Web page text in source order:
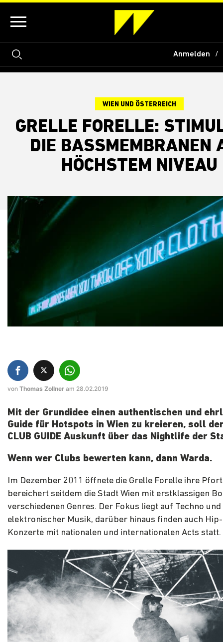
Anmelden
WIEN UND ÖSTERREICH
GRELLE FORELLE:
DIE BASSMEMBRANEN
HÖCHSTEM NIVEAU
von Thomas Zollner am 28.02.2019
Mit der Grundidee einen authentischen und
Guide für Hotspots in Wien zu kreieren, soll der
CLUB GUIDE Auskunft über das Nightlife der
Wenn wer Clubs bewerten kann, dann Warda.
Im Dezember 2011 öffnete die Grelle Forelle ihre
bereichert seitdem die Stadt Wien mit erstklassigen
verschiedenen Genres. Der Fokus liegt auf Techno und
elektronischer Musik, darüber hinaus finden auch
Konzerte mit nationalen und internationalen Acts statt.